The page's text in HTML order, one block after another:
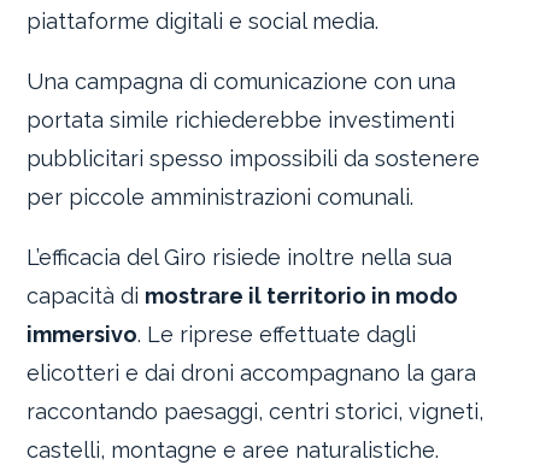
piattaforme digitali e social media.
Una campagna di comunicazione con una
portata simile richiederebbe investimenti
pubblicitari spesso impossibili da sostenere
per piccole amministrazioni comunali.
L’efficacia del Giro risiede inoltre nella sua
capacità di mostrare il territorio in modo
immersivo. Le riprese effettuate dagli
elicotteri e dai droni accompagnano la gara
raccontando paesaggi, centri storici, vigneti,
castelli, montagne e aree naturalistiche.